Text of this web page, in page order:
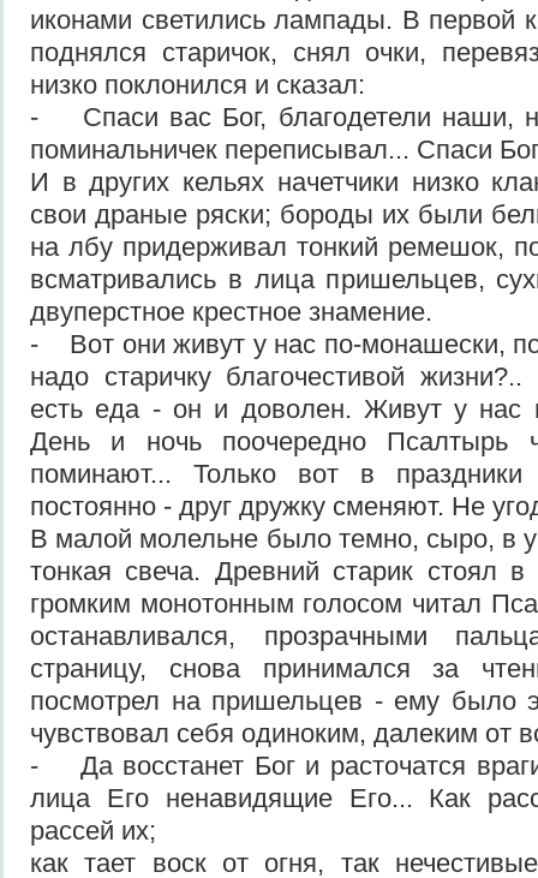
иконами светились лампады. В первой
поднялся старичок, снял очки,
низко поклонился и сказал:
- Спаси вас Бог, благодетели наши,
поминальничек переписывал... Спаси
И в других кельях начетчики низко
свои драные ряски; бороды их были
на лбу придерживал тонкий ремешок,
всматривались в лица пришельцев,
двуперстное крестное знамение.
- Вот они живут у нас по-монашески,
надо старичку благочестивой
есть еда - он и доволен. Живут у нас
День и ночь поочередно Псалтырь
поминают... Только вот в
постоянно - друг дружку сменяют. Не
В малой молельне было темно, сыро, в
тонкая свеча. Древний старик стоял
громким монотонным голосом читал
останавливался, прозрачными
страницу, снова принимался за
посмотрел на пришельцев - ему было
чувствовал себя одиноким, далеким от
- Да восстанет Бог и расточатся
лица Его ненавидящие Его... Как
рассей их;
как тает воск от огня, так